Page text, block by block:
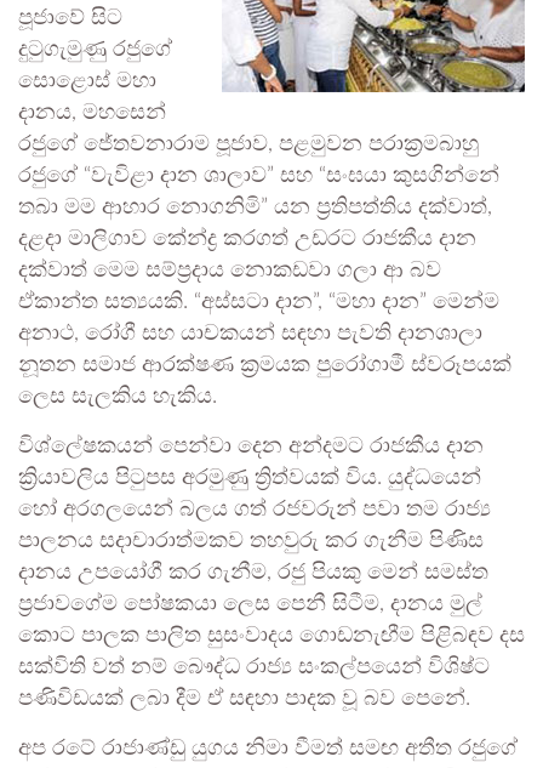
පූජාවේ සිට
දුටුගැමුණු රජුගේ
සොළොස් මහා
දානය, මහසෙන්
රජුගේ ජේතවනාරාම පූජාව, පළමුවන පරාක්‍රමබාහු
රජුගේ “වැවිළා දාන ශාලාව” සහ “සංඝයා කුසගින්නේ
තබා මම ආහාර නොගනිමි” යන ප්‍රතිපත්තිය දක්වාත්,
දළදා මාලිගාව කේන්ද්‍ර කරගත් උඩරට රාජකීය දාන
දක්වාත් මෙම සම්ප්‍රදාය නොකඩවා ගලා ආ බව
ඒකාන්ත සත්‍යයකි. “අස්සටා දාන”, “මහා දාන” මෙන්ම
අනාථ, රෝගී සහ යාචකයන් සඳහා පැවති දානශාලා
නූතන සමාජ ආරක්ෂණ ක්‍රමයක පුරෝගාමී ස්වරූපයක්
ලෙස සැලකිය හැකිය.
විශ්ලේෂකයන් පෙන්වා දෙන අන්දමට රාජකීය දාන
ක්‍රියාවලිය පිටුපස අරමුණු ත්‍රිත්වයක් විය. යුද්ධයෙන්
හෝ අරගලයෙන් බලය ගත් රජවරුන් පවා තම රාජ්‍ය
පාලනය සදාචාරාත්මකව තහවුරු කර ගැනීම පිණිස
දානය උපයෝගී කර ගැනීම, රජු පියකු මෙන් සමස්ත
ප්‍රජාවගේම පෝෂකයා ලෙස පෙනී සිටීම, දානය මුල්
කොට පාලක පාලිත සුසංවාදය ගොඩනැඟීම පිළිබඳව දස
සක්විති වත් නම් බෞද්ධ රාජ්‍ය සංකල්පයෙන් විශිෂ්ට
පණිවිඩයක් ලබා දීම ඒ සඳහා පාදක වූ බව පෙනේ.
අප රටේ රාජාණ්ඩු යුගය නිමා වීමත් සමඟ අතීත රජුගේ